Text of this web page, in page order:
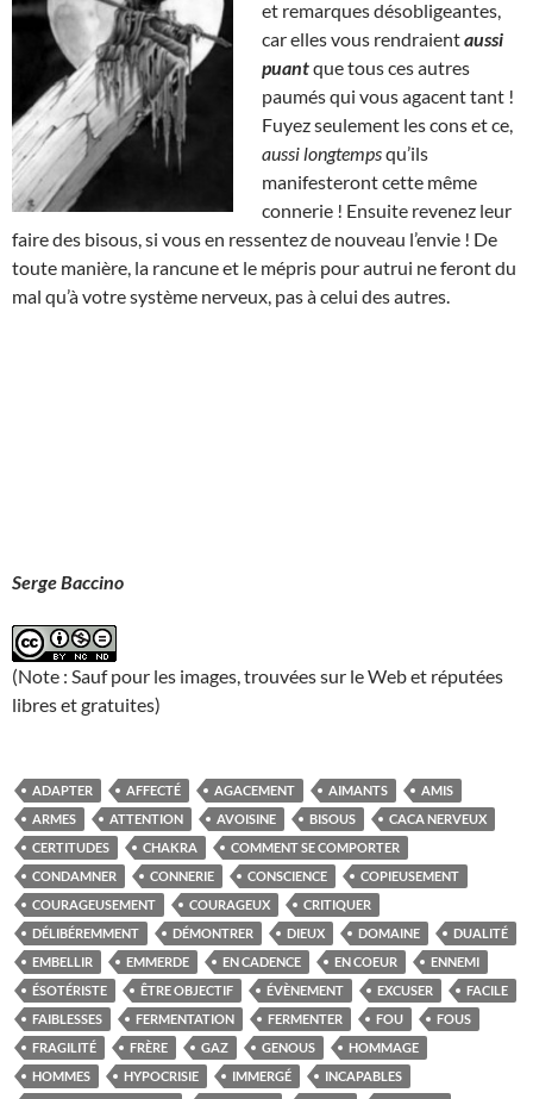
et remarques désobligeantes,
car elles vous rendraientaussi
puantque tous ces autres
paumés qui vous agacent tant !
Fuyez seulement les cons et ce,
aussi longtempsqu’ils
manifesteront cette même
connerie ! Ensuite revenez leur
faire des bisous, si vous en ressentez de nouveau l’envie ! De
toute manière, la rancune et le mépris pour autrui ne feront du
mal qu’à votre système nerveux, pas à celui des autres.
Serge Baccino
(Note : Sauf pour les images, trouvées sur le Web et réputées
libres et gratuites)
ADAPTER AFFECTÉ AGACEMENT AIMANTS
AMIS
ARMES
ATTENTION AVOISINE BISOUS
CACA NERVEUX
CERTITUDES
CHAKRA
COMMENT SE COMPORTER
CONDAMNER
CONNERIE CONSCIENCE
COPIEUSEMENT
COURAGEUSEMENT
COURAGEUX
CRITIQUER
DÉLIBÉREMMENT
DÉMONTRER DIEUX DOMAINE
DUALITÉ
EMBELLIR
EMMERDE EN CADENCE EN COEUR
ENNEMI
ÉSOTÉRISTE
ÊTRE OBJECTIF ÉVÈNEMENT EXCUSER
FACILE
FAIBLESSES
FERMENTATION FERMENTER FOU
FOUS
FRAGILITÉ
FRÈRE GAZ GENOUS
HOMMAGE
HOMMES
HYPOCRISIE IMMERGÉ
INCAPABLES